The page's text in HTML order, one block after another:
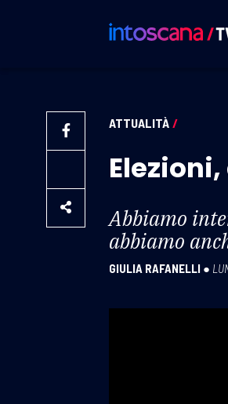
ATTUALITÀ /
Abbiamo
abbiamo
GIULIA RAFANELLI ●